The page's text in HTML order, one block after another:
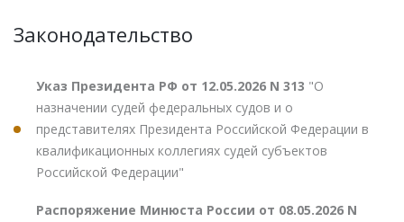
Законодательство
Указ Президента РФ от 12.05.2026 N 313 "О
назначении судей федеральных судов и о
представителях Президента Российской Федерации в
квалификационных коллегиях судей субъектов
Российской Федерации"
Распоряжение Минюста России от 08.05.2026 N